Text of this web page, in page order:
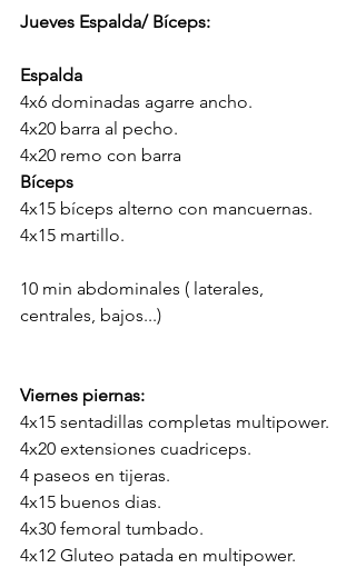
Jueves Espalda/ Bíceps:
Espalda
4x6 dominadas agarre ancho.
4x20 barra al pecho.
4x20 remo con barra
Bíceps
4x15 bíceps alterno con mancuernas.
4x15 martillo.
10 min abdominales ( laterales,
centrales, bajos...)
Viernes piernas:
4x15 sentadillas completas multipower.
4x20 extensiones cuadriceps.
4 paseos en tijeras.
4x15 buenos dias.
4x30 femoral tumbado.
4x12 Gluteo patada en multipower.